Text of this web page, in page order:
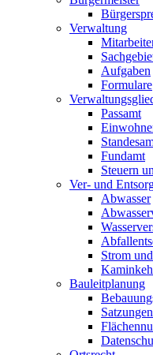
Verwaltung
Aufgaben
Formulare
Passamt
Fundamt
Steuern
Ver- und
Abwasser
Strom
Bauleitplanung